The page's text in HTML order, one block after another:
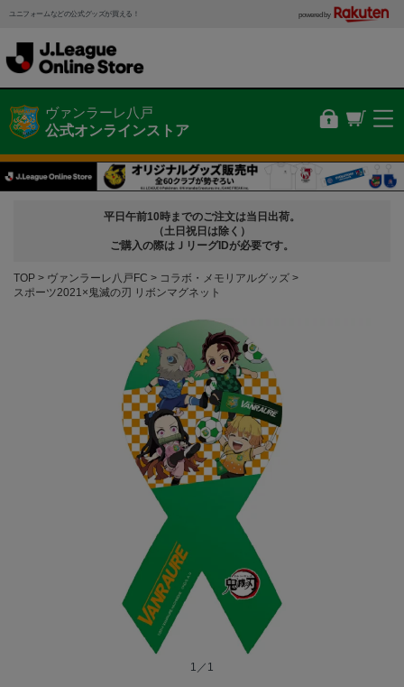
ユニフォームなどの公式グッズが買える！ powered by
ヴァンラーレ八戸
公式オンラインストア
平日午前10時までのご注文は当日出荷。
（土日祝日は除く）
ご購入の際はＪリーグIDが必要です。
TOP ヴァンラーレ八戸FC
コラボ・メモリアルグッズ
スポーツ2021×鬼滅の刃 リボンマグネット
1／1